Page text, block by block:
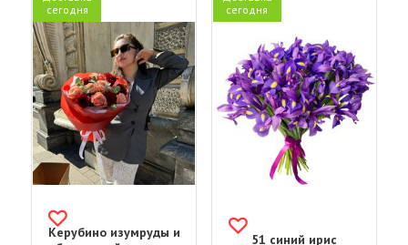
сегодня
Керубино изумруды и
сегодня
51 синий ирис